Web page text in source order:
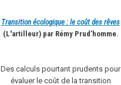
Transition écologique : le coût des rêves
(L'artilleur) par Rémy Prud’homme.
Des calculs pourtant prudents pour
évaluer le coût de la transition